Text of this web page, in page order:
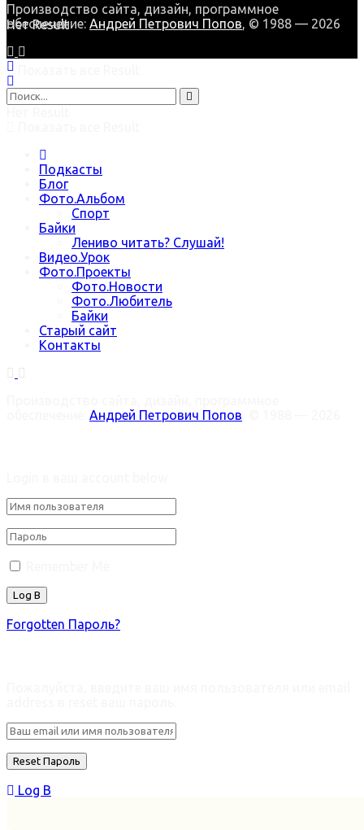
Нет Result
Производство сайта, дизайн, программное
обеспечение: Андрей Петрович Попов, © 1988 — 2026
Подкасты
Блог
Фото.Альбом
Спорт
Байки
Лениво читать? Слушай!
Видео.Урок
Фото.Проекты
Фото.Новости
Фото.Любитель
Байки
Старый сайт
Контакты
Андрей Петрович Попов
Forgotten Пароль?
Log В